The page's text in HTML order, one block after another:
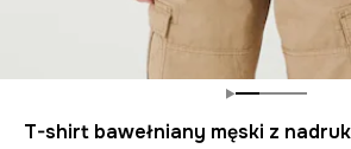
T-shirt bawełniany męski z